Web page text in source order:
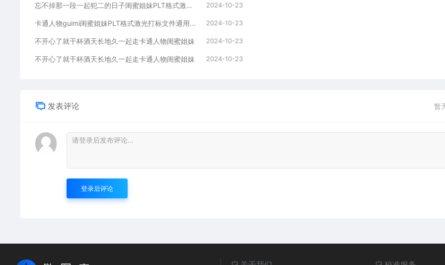
忘不掉那一段一起犯二的日子闺蜜姐妹PLT格式激光打标文件通用矢量图 2024-10-23
卡通人物guimi闺蜜姐妹PLT格式激光打标文件通用矢量图 2024-10-23
不开心了就干杯酒天长地久一起走卡通人物闺蜜姐妹 2024-10-23
不开心了就干杯酒天长地久一起走卡通人物闺蜜姐妹 2024-10-23
发表评论 暂
登录后评论